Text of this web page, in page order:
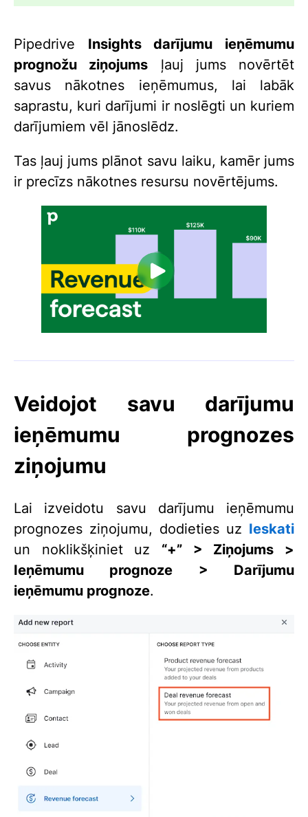
Pipedrive Insights darījumu ieņēmumu
prognožu ziņojums ļauj jums novērtēt
savus nākotnes ieņēmumus, lai labāk
saprastu, kuri darījumi ir noslēgti un kuriem
darījumiem vēl jānoslēdz.
Tas ļauj jums plānot savu laiku, kamēr jums
ir precīzs nākotnes resursu novērtējums.
Veidojot savu darījumu
ieņēmumu prognozes
ziņojumu
Lai izveidotu savu darījumu ieņēmumu
prognozes ziņojumu, dodieties uz Ieskati
un noklikšķiniet uz “+” > Ziņojums >
Ieņēmumu prognoze > Darījumu
ieņēmumu prognoze.